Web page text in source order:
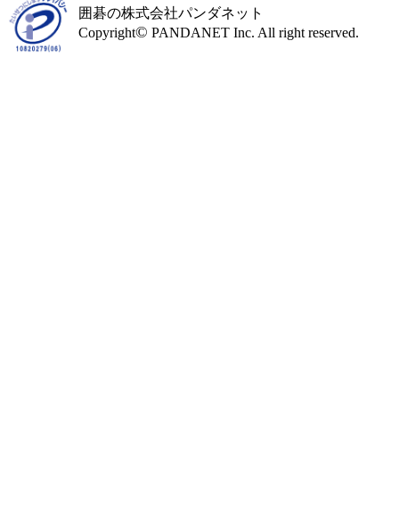
囲碁の株式会社パンダネット
Copyright© PANDANET Inc. All right reserved.